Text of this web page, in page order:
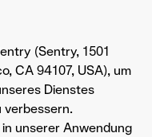
(Sentry, 1501
CA 94107, USA), um
Dienstes
verbessern.
unserer Anwendung